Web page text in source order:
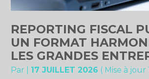
REPORTING FISCAL
UN FORMAT
LES GRANDES
Par 17 JUILLET 2026 ( Mise à